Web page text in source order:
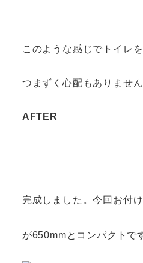
このような感じでトイレ
つまずく心配もありません
AFTER
完成しました。今回お付
が650mmとコンパクトで